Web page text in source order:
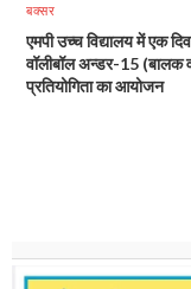
बक्सर
एमपी उच्च विद्यालय में एक
वॉलीबॉल अन्डर-15 (बालक
प्रतियोगिता का आयोजन